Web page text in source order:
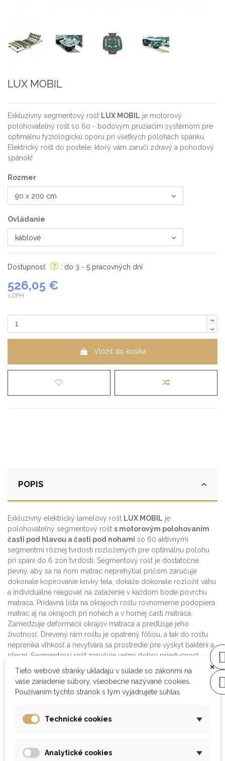
LUX MOBIL
Exkluzívny segmentový rošt LUX MOBIL je motorový
polohovateľný rošt so 60 - bodovým pružiacim systémom pre
optimálnu fyziologickú oporu pri všetkých polohách spánku.
Elektrický rošt do postele, ktorý vám zaručí zdravý a pohodový
spánok!
Rozmer
Ovládanie
Dostupnosť : do 3 - 5 pracovných dní
526,05 €
s DPH
Vložiť do košíka
POPIS
Exkluzívny elektrický lamelový rošt LUX MOBIL je
polohovateľný segmentový rošt s motorovým polohovaním
časti pod hlavou a časti pod nohami so 60 aktívnymi
segmentmi rôznej tvrdosti rozložených pre optimálnu polohu
pri spaní do 6 zón tvrdosti. Segmentový rošt je dostatočne
pevný, aby sa na ňom matrac neprehýbal pričom zaručuje
dokonale kopírovanie krivky tela, dokáže dokonale rozložiť váhu
a individuálne reagovať na zaťaženie v každom bode povrchu
matraca. Prídavná lišta na okrajoch roštu rovnomerne podopiera
matrac aj na okrajoch pri nohách a v hornej časti matraca.
Zamedzuje deformácii okrajov matraca a predlžuje jeho
životnosť. Drevený rám roštu je opatrený fóliou, a tak do roštu
nepreniká vlhkosť a nevytvára sa prostredie pre výskyt baktérií a
plesní. Segmentový rošt zaručuje veľmi dobrú priedušnosť.
Polohovateľný posteľný rošt ponúka nosnosť až 130 kg a je
vhodný pre kvalitné latexové a penové matrace. Výška roštu je
11 cm.
postelevždy o 0,5 cm užšia a o 4 cm kratšia
vnútorný rozmer postele.
×
Tieto webové stránky ukladajú v súlade so zákonmi na
vaše zariadenie súbory, všeobecne nazývané cookies.
Používaním týchto stránok s tým vyjadrujete súhlas.
Technické cookies
Analytické cookies